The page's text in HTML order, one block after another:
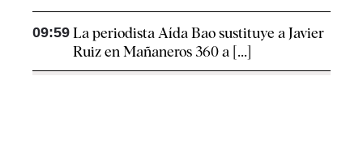
09:59 La periodista Aída Bao sustituye a Javier
Ruiz en Mañaneros 360 a [...]